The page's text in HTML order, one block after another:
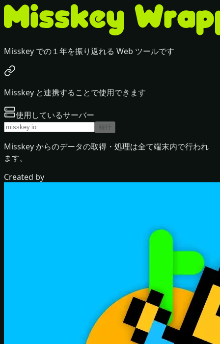
Misskey での１年を振り返れる Web ツールです
Misskey と連携することで使用できます
使用しているサーバー
続行
Misskey からのデータの取得・処理は全て端末内で行われ
ます。
Created by